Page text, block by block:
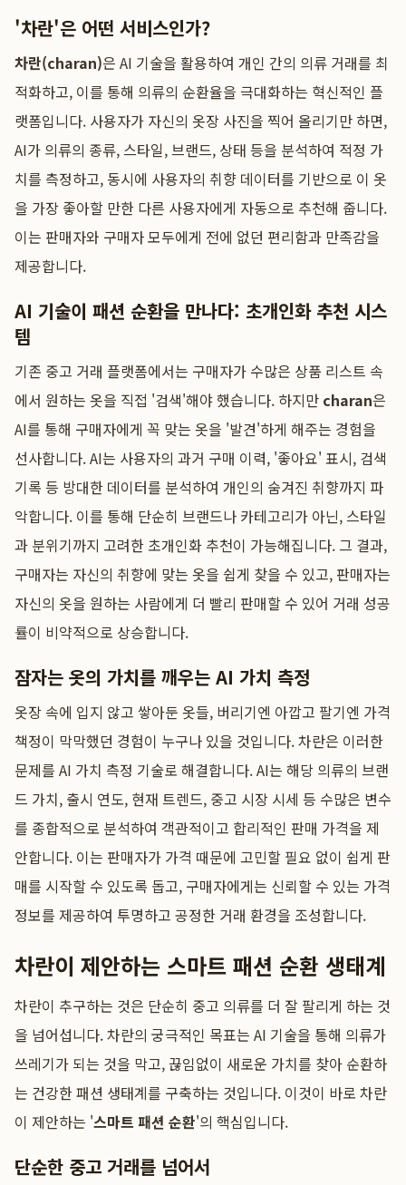
'차란'은 어떤 서비스인가?
차란(charan)은 AI 기술을 활용하여 개인 간의 의류 거래를 최
적화하고, 이를 통해 의류의 순환율을 극대화하는 혁신적인 플
랫폼입니다. 사용자가 자신의 옷장 사진을 찍어 올리기만 하면,
AI가 의류의 종류, 스타일, 브랜드, 상태 등을 분석하여 적정 가
치를 측정하고, 동시에 사용자의 취향 데이터를 기반으로 이 옷
을 가장 좋아할 만한 다른 사용자에게 자동으로 추천해 줍니다.
이는 판매자와 구매자 모두에게 전에 없던 편리함과 만족감을
제공합니다.
AI 기술이 패션 순환을 만나다: 초개인화 추천 시스
템
기존 중고 거래 플랫폼에서는 구매자가 수많은 상품 리스트 속
에서 원하는 옷을 직접 '검색'해야 했습니다. 하지만 charan은
AI를 통해 구매자에게 꼭 맞는 옷을 '발견'하게 해주는 경험을
선사합니다. AI는 사용자의 과거 구매 이력, '좋아요' 표시, 검색
기록 등 방대한 데이터를 분석하여 개인의 숨겨진 취향까지 파
악합니다. 이를 통해 단순히 브랜드나 카테고리가 아닌, 스타일
과 분위기까지 고려한 초개인화 추천이 가능해집니다. 그 결과,
구매자는 자신의 취향에 맞는 옷을 쉽게 찾을 수 있고, 판매자는
자신의 옷을 원하는 사람에게 더 빨리 판매할 수 있어 거래 성공
률이 비약적으로 상승합니다.
잠자는 옷의 가치를 깨우는 AI 가치 측정
옷장 속에 입지 않고 쌓아둔 옷들, 버리기엔 아깝고 팔기엔 가격
책정이 막막했던 경험이 누구나 있을 것입니다. 차란은 이러한
문제를 AI 가치 측정 기술로 해결합니다. AI는 해당 의류의 브랜
드 가치, 출시 연도, 현재 트렌드, 중고 시장 시세 등 수많은 변수
를 종합적으로 분석하여 객관적이고 합리적인 판매 가격을 제
안합니다. 이는 판매자가 가격 때문에 고민할 필요 없이 쉽게 판
매를 시작할 수 있도록 돕고, 구매자에게는 신뢰할 수 있는 가격
정보를 제공하여 투명하고 공정한 거래 환경을 조성합니다.
차란이 제안하는 스마트 패션 순환 생태계
차란이 추구하는 것은 단순히 중고 의류를 더 잘 팔리게 하는 것
을 넘어섭니다. 차란의 궁극적인 목표는 AI 기술을 통해 의류가
쓰레기가 되는 것을 막고, 끊임없이 새로운 가치를 찾아 순환하
는 건강한 패션 생태계를 구축하는 것입니다. 이것이 바로 차란
이 제안하는 '스마트 패션 순환'의 핵심입니다.
단순한 중고 거래를 넘어서